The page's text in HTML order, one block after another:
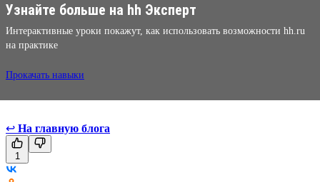
Узнайте больше на hh Эксперт
Интерактивные уроки покажут, как использовать возможности hh.ru
на практике
Прокачать навыки
↩ На главную блога
1